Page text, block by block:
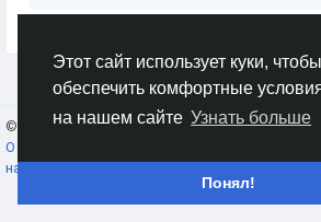
Этот сайт использует куки, чтобы
обеспечить комфортные
на нашем сайте Узнать больше
Понял!
© 2026 AnimeSocial.SU - Первая аниме сеть!
О нас
нами